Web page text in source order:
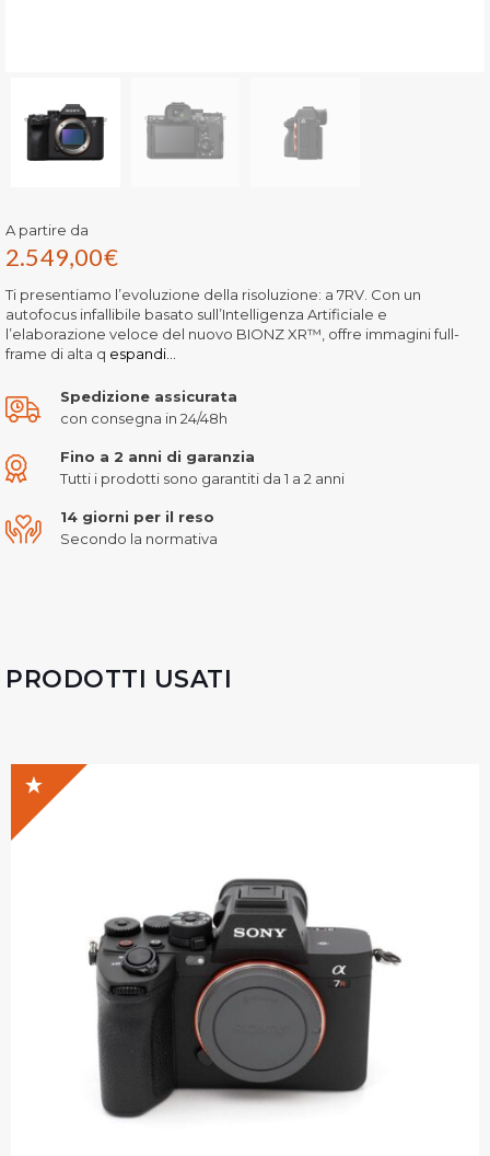
A partire da
2.549,00€
Ti presentiamo l’evoluzione della risoluzione: a 7RV. Con un
autofocus infallibile basato sull’Intelligenza Artificiale e
l’elaborazione veloce del nuovo BIONZ XR™, offre immagini full-
frame di alta q espandi...
Spedizione assicurata
con consegna in 24/48h
Fino a 2 anni di garanzia
Tutti i prodotti sono garantiti da 1 a 2 anni
14 giorni per il reso
Secondo la normativa
PRODOTTI USATI